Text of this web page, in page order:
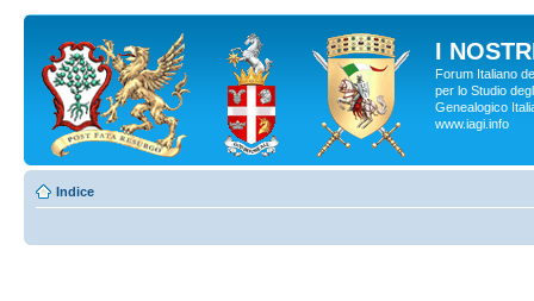
I
Forum Italiano
per lo Studio
Genealogico
www.iagi.info
Indice